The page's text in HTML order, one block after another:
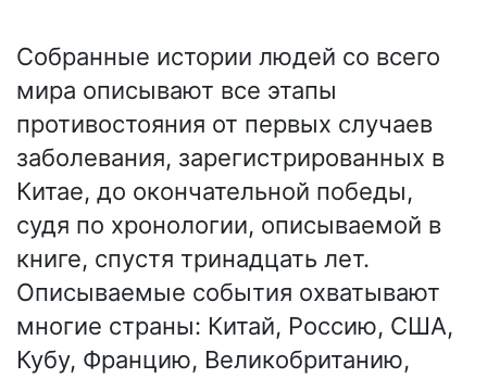
Собранные истории людей со всего
мира описывают все этапы
противостояния от первых случаев
заболевания, зарегистрированных в
Китае, до окончательной победы,
судя по хронологии, описываемой в
книге, спустя тринадцать лет.
Описываемые события охватывают
многие страны: Китай, Россию, США,
Кубу, Францию, Великобританию,